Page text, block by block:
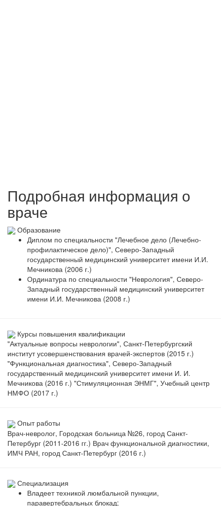
Подробная информация о
враче
Образование
Диплом по специальности "Лечебное дело (Лечебно-
профилактическое дело)", Северо-Западный
государственный медицинский университет имени И.И.
Мечникова (2006 г.)
Ординатура по специальности "Неврология", Северо-
Западный государственный медицинский университет
имени И.И. Мечникова (2008 г.)
Курсы повышения квалификации
"Актуальные вопросы неврологии", Санкт-Петербургский
институт усовершенствования врачей-экспертов (2015 г.)
"Функциональная диагностика", Северо-Западный
государственный медицинский университет имени И. И.
Мечникова (2016 г.) "Стимуляционная ЭНМГ", Учебный центр
НМФО (2017 г.)
Опыт работы
Врач-невролог, Городская больница №26, город Санкт-
Петербург (2011-2016 гг.) Врач функциональной диагностики,
ИМЧ РАН, город Санкт-Петербург (2016 г.)
Специализация
Владеет техникой люмбальной пункции,
паравертебральных блокад;